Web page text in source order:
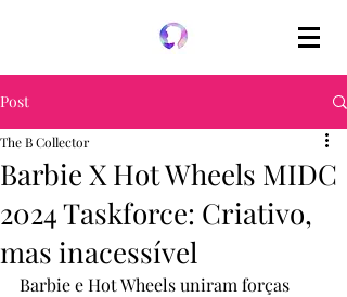
Post
Barbie X Hot Wheels MIDC
2024 Taskforce: Criativo,
mas inacessível
The B Collector
Barbie e Hot Wheels uniram forças